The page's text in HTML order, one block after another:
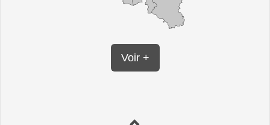
Voir +